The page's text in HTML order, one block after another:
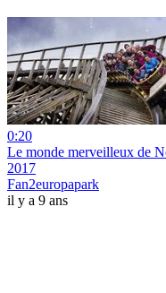
0:20
Le monde merveilleux de
2017
Fan2europapark
il y a 9 ans